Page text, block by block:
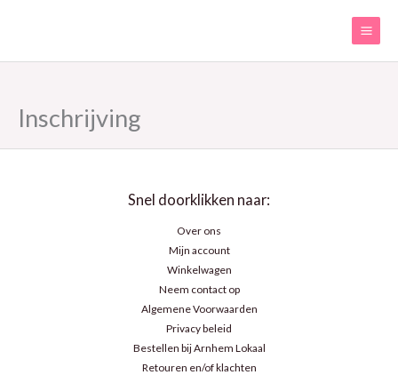
Inschrijving
Snel doorklikken naar:
Over ons
Mijn account
Winkelwagen
Neem contact op
Algemene Voorwaarden
Privacy beleid
Bestellen bij Arnhem Lokaal
Retouren en/of klachten